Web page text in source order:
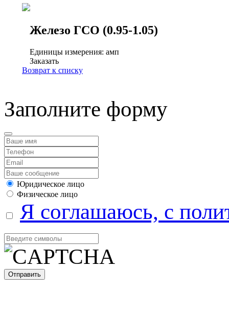
Железо ГСО (0.95-1.05)
Единицы измерения: амп
Заказать
Возврат к списку
Заполните форму
Юридическое лицо
Физическое лицо
Я соглашаюсь, с